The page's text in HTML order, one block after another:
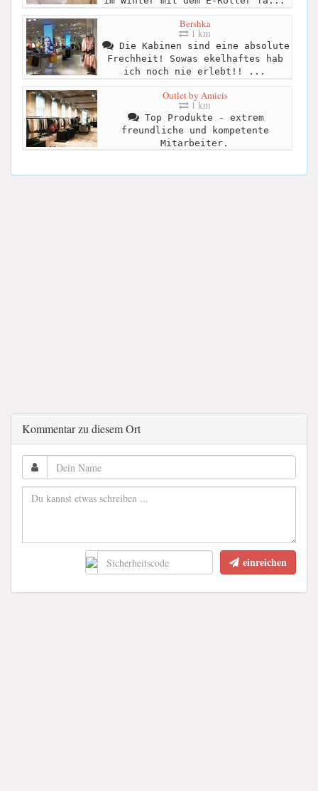
Bershka
1 km
Die Kabinen sind eine absolute
Frechheit! Sowas ekelhaftes hab
ich noch nie erlebt!! ...
Outlet by Amicis
1 km
Top Produkte - extrem
freundliche und kompetente
Mitarbeiter.
Kommentar zu diesem Ort
einreichen